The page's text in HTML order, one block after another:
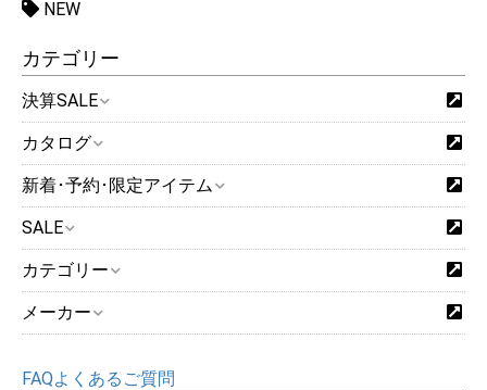
NEW
カテゴリー
決算SALE
カタログ
新着･予約･限定アイテム
SALE
カテゴリー
メーカー
FAQよくあるご質問